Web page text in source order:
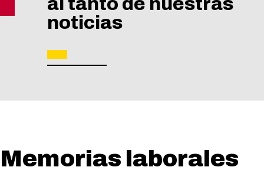
noticias
Memorias laborales